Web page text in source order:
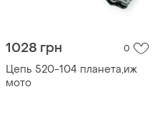
1028 грн 0
Цепь 520-104 планета,иж
мото